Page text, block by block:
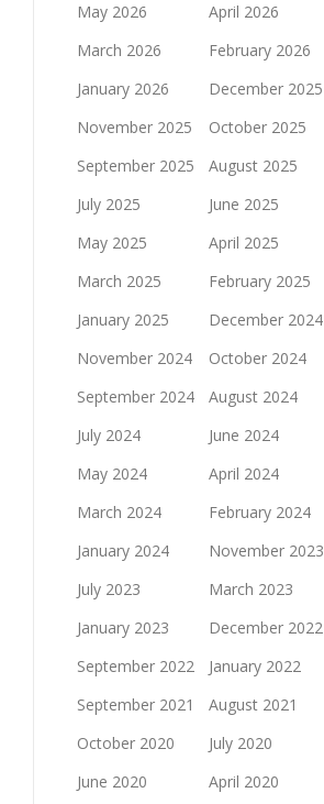
May 2026
April 2026
March 2026
February 2026
January 2026
December 2025
November 2025
October 2025
September 2025
August 2025
July 2025
June 2025
May 2025
April 2025
March 2025
February 2025
January 2025
December 2024
November 2024
October 2024
September 2024
August 2024
July 2024
June 2024
May 2024
April 2024
March 2024
February 2024
January 2024
November 2023
July 2023
March 2023
January 2023
December 2022
September 2022
January 2022
September 2021
August 2021
October 2020
July 2020
June 2020
April 2020